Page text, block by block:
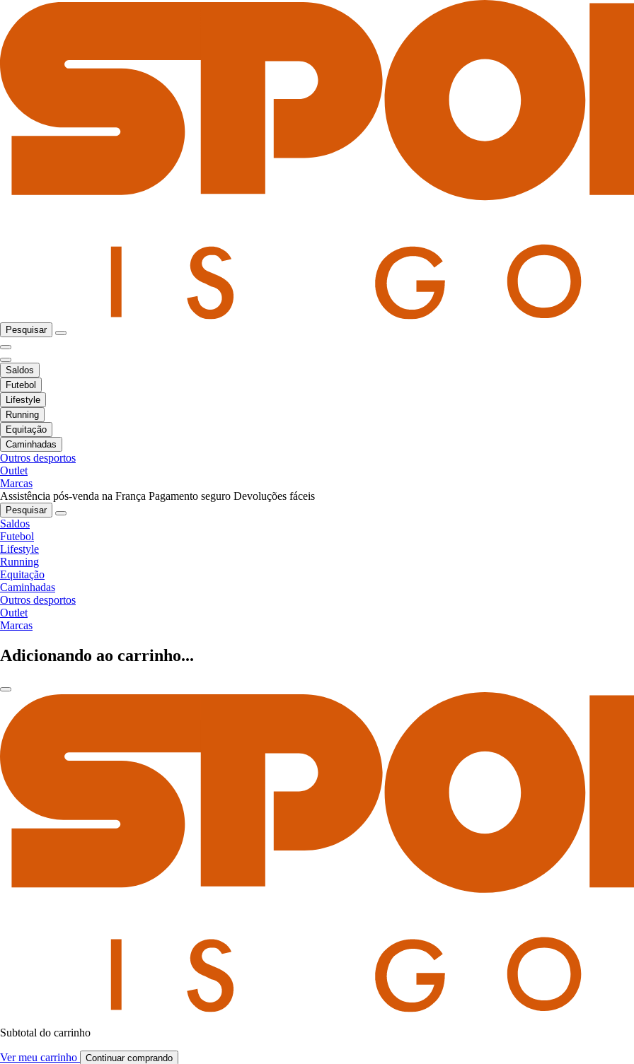
Pesquisar
Saldos
Futebol
Lifestyle
Running
Equitação
Caminhadas
Outros desportos
Outlet
Marcas
Assistência pós-venda na França Pagamento seguro Devoluções fáceis
Pesquisar
Saldos
Futebol
Lifestyle
Running
Equitação
Caminhadas
Outros desportos
Outlet
Marcas
Adicionando ao carrinho...
Subtotal do carrinho
Ver meu carrinho Continuar comprando